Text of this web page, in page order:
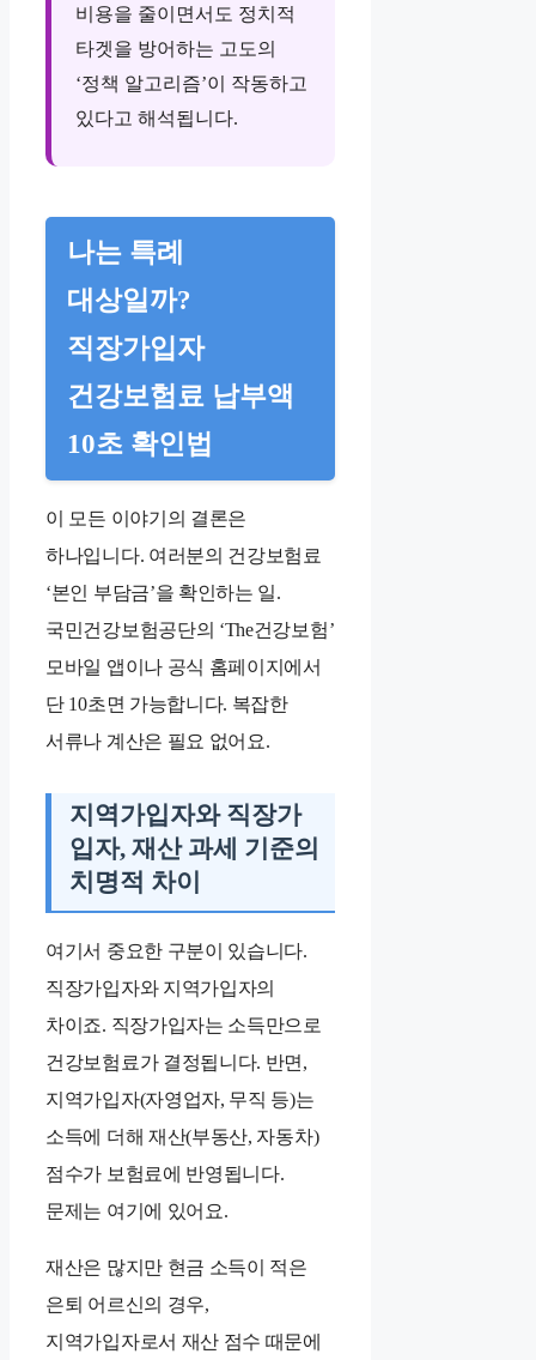
비용을 줄이면서도 정치적
타겟을 방어하는 고도의
‘정책 알고리즘’이 작동하고
있다고 해석됩니다.
나는 특례
대상일까?
직장가입자
건강보험료 납부액
10초 확인법
이 모든 이야기의 결론은
하나입니다. 여러분의 건강보험료
‘본인 부담금’을 확인하는 일.
국민건강보험공단의 ‘The건강보험’
모바일 앱이나 공식 홈페이지에서
단 10초면 가능합니다. 복잡한
서류나 계산은 필요 없어요.
지역가입자와 직장가
입자, 재산 과세 기준의
치명적 차이
여기서 중요한 구분이 있습니다.
직장가입자와 지역가입자의
차이죠. 직장가입자는 소득만으로
건강보험료가 결정됩니다. 반면,
지역가입자(자영업자, 무직 등)는
소득에 더해 재산(부동산, 자동차)
점수가 보험료에 반영됩니다.
문제는 여기에 있어요.
재산은 많지만 현금 소득이 적은
은퇴 어르신의 경우,
지역가입자로서 재산 점수 때문에